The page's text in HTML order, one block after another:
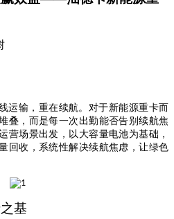
运输，重在续航。对于新能源重卡而
叠，而是每一次出勤能否告别续航焦
营场景出发，以大容量电池为基础，
回收，系统性解决续航焦虑，让绿色
基